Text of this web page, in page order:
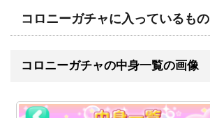
コロニーガチャに入っているもの
コロニーガチャの中身一覧の画像